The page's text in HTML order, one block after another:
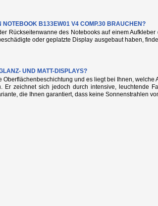
NOTEBOOK B133EW01 V4 COMP.30 BRAUCHEN?
Rückseitenwanne des Notebooks auf einem Aufkleber
oder geplatzte Display ausgebaut haben,
UND MATT-DISPLAYS?
Oberflächenbeschichtung und es liegt bei Ihnen,
Er zeichnet sich jedoch durch intensive, leuchtende
die Ihnen garantiert, dass keine Sonnenstrahlen